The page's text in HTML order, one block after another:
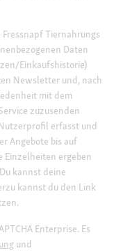
Tiernahrungs
Daten
Einkaufshistorie)
Newsletter und, nach
mit dem
zuzusenden
erfasst und
Angebote bis auf
ergeben
Du kannst deine
kannst du den Link
Enterprise. Es
und